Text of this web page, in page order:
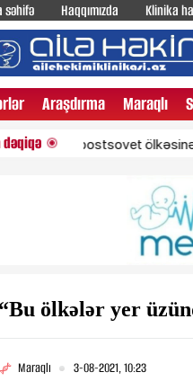
səhifə Haqqımızda Klinika
Araşdırma Maraqlı
dəqiqə
iki postsovet ölkəsinə pis
“Bu ölkələr yer
Maraqlı 3-08-2021, 10:23